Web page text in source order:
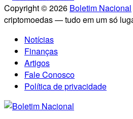
Copyright © 2026 Boletim Nacional
criptomoedas — tudo em um só
Notícias
Finanças
Artigos
Fale Conosco
Política de privacidade